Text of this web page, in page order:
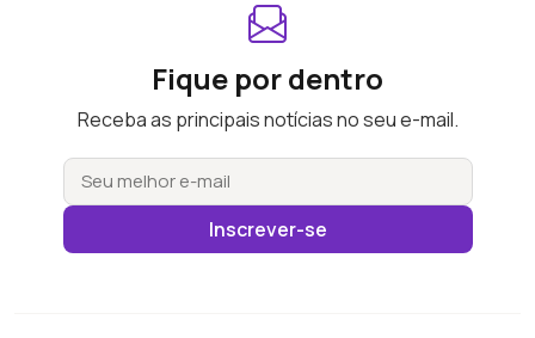
Fique por dentro
Receba as principais notícias no seu e-mail.
Inscrever-se